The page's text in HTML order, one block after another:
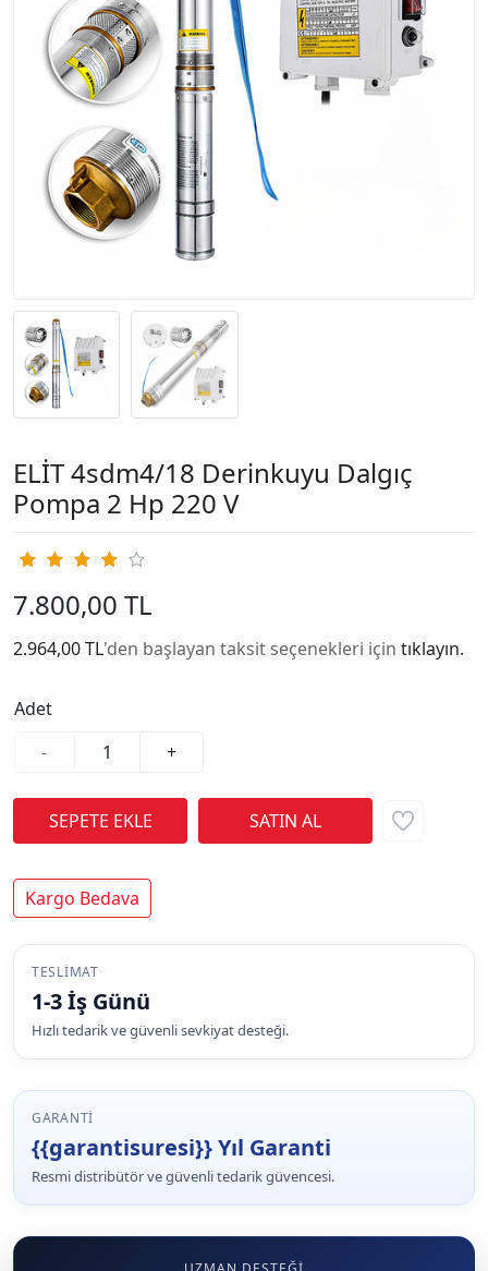
ELİT 4sdm4/18 Derinkuyu Dalgıç
Pompa 2 Hp 220 V
7.800,00 TL
2.964,00 TL'den başlayan taksit seçenekleri için tıklayın.
Adet
-
+
Kargo Bedava
TESLIMAT
1-3 İş Günü
Hızlı tedarik ve güvenli sevkiyat desteği.
GARANTI
{{garantisuresi}} Yıl Garanti
Resmi distribütör ve güvenli tedarik güvencesi.